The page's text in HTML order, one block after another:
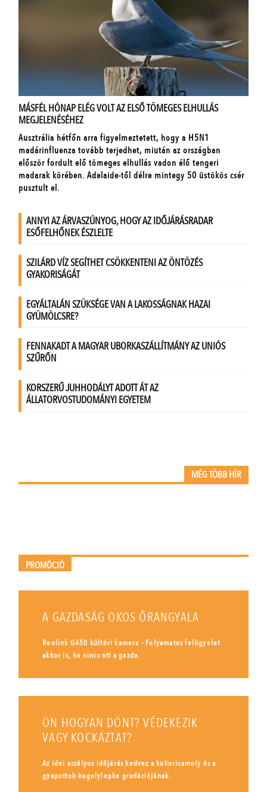
MÉG TÖBB HÍR
PROMÓCIÓ
A GAZDASÁG OKOS ŐRANGYALA
Reolink G450 kültéri kamera - Folyamatos felügyelet
akkor is, ha nincs ott a gazda.
ÖN HOGYAN DÖNT? VÉDEKEZIK
VAGY KOCKÁZTAT?
Az idei aszályos időjárás kedvez a kukoricamoly és a
gyapottok-bagolylepke gradációjának.